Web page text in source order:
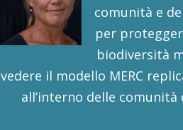
comunità e
per
biodiversità
vedere il modello MERC
all’interno delle